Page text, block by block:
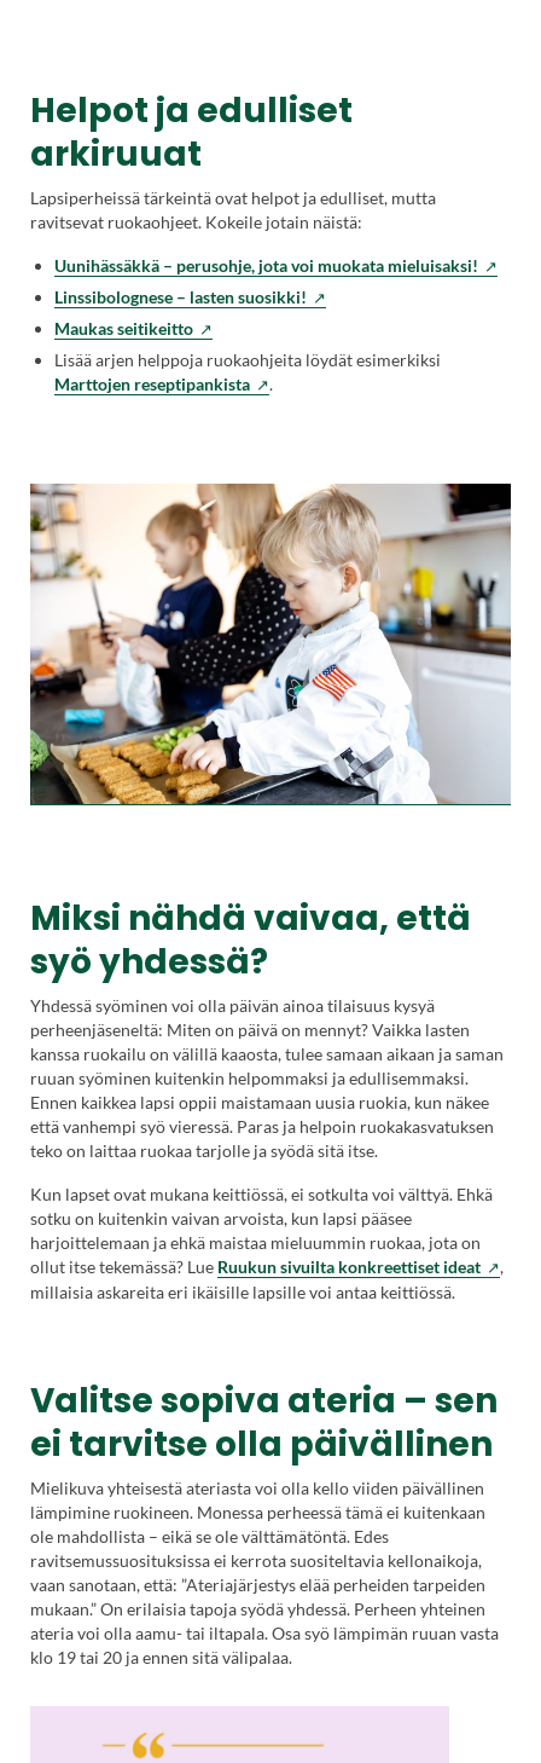
Helpot ja edulliset
arkiruuat
Lapsiperheissä tärkeintä ovat helpot ja edulliset, mutta
ravitsevat ruokaohjeet. Kokeile jotain näistä:
Uunihässäkkä – perusohje, jota voi muokata mieluisaksi!
Linssibolognese – lasten suosikki!
Maukas seitikeitto
Lisää arjen helppoja ruokaohjeita löydät esimerkiksi
Marttojen reseptipankista(Vieraile
avautuu
uuteen
välilehteen.)
.
Miksi nähdä vaivaa, että
syö yhdessä?
Yhdessä syöminen voi olla päivän ainoa tilaisuus kysyä
perheenjäseneltä: Miten on päivä on mennyt? Vaikka lasten
kanssa ruokailu on välillä kaaosta, tulee samaan aikaan ja saman
ruuan syöminen kuitenkin helpommaksi ja edullisemmaksi.
Ennen kaikkea lapsi oppii maistamaan uusia ruokia, kun näkee
että vanhempi syö vieressä. Paras ja helpoin ruokakasvatuksen
teko on laittaa ruokaa tarjolle ja syödä sitä itse.
Kun lapset ovat mukana keittiössä, ei sotkulta voi välttyä. Ehkä
sotku on kuitenkin vaivan arvoista, kun lapsi pääsee
harjoittelemaan ja ehkä maistaa mieluummin ruokaa, jota on
ollut itse tekemässä? Lue Ruukun sivuilta konkreettiset ideat
,
millaisia askareita eri ikäisille lapsille voi antaa keittiössä.
Valitse sopiva ateria – sen
ei tarvitse olla päivällinen
Mielikuva yhteisestä ateriasta voi olla kello viiden päivällinen
lämpimine ruokineen. Monessa perheessä tämä ei kuitenkaan
ole mahdollista – eikä se ole välttämätöntä. Edes
ravitsemussuosituksissa ei kerrota suositeltavia kellonaikoja,
vaan sanotaan, että: ”Ateriajärjestys elää perheiden tarpeiden
mukaan.” On erilaisia tapoja syödä yhdessä. Perheen yhteinen
ateria voi olla aamu- tai iltapala. Osa syö lämpimän ruuan vasta
klo 19 tai 20 ja ennen sitä välipalaa.